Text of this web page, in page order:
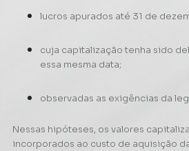
lucros apurados até 31 de
cuja capitalização tenha sido
essa mesma data;
observadas as exigências da
Nessas hipóteses, os valores
incorporados ao custo de aquisição